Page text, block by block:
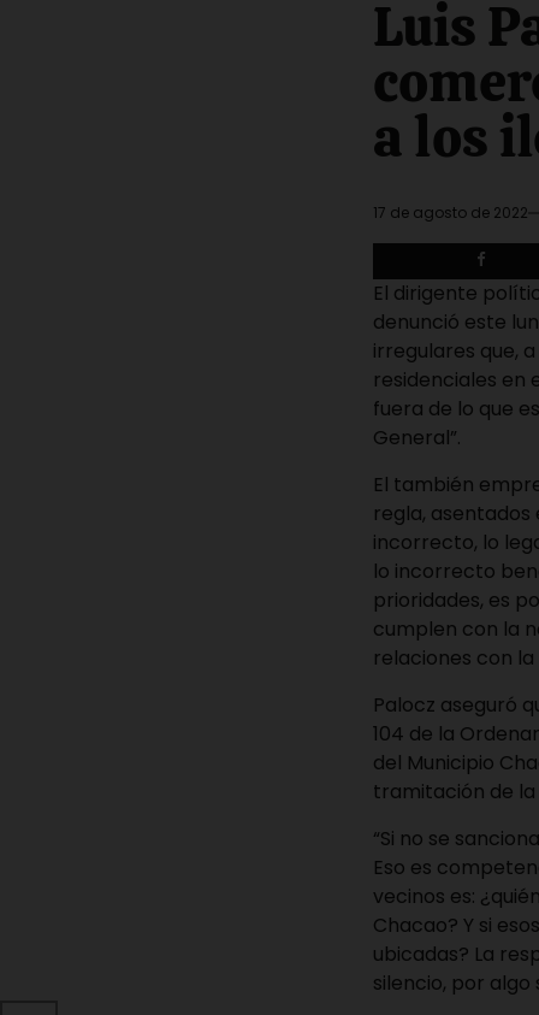
read
time
Luis
a los
17 de agosto de 2022
El dirigente
denunció este
irregulares que,
residenciales en
fuera de lo que
General”.
El también
regla,
incorrecto, lo
lo incorrecto
prioridades, es
cumplen con la
relaciones con
Palocz aseguró
104 de la
del Municipio
tramitación de la
“Si no se
Eso es
vecinos es:
Chacao? Y si
ubicadas? La
silencio, por algo